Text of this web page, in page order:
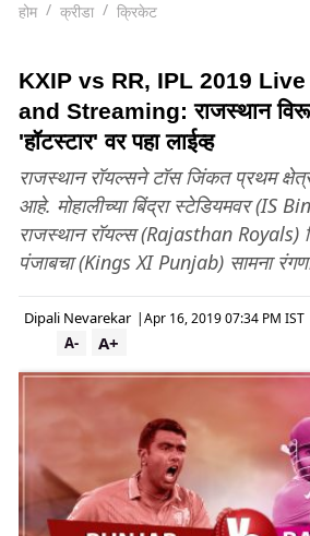
होम क्रीडा क्रिकेट
KXIP vs RR, IPL 2019
and Streaming: राजस्थान
'हॉटस्टार' वर पहा लाईव्ह
राजस्थान रॉयल्सने टॉस जिंकत प्रथम
आहे. मोहालीच्या बिंद्रा स्टेडियमवर
राजस्थान रॉयल्स (Rajasthan Royals)
पंजाबचा (Kings XI Punjab) सामना
Dipali Nevarekar |Apr 16, 2019 07:34 PM IST
A+
A-